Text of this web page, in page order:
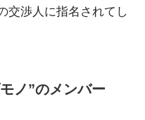
交渉人に指名されてし
ノ”のメンバー